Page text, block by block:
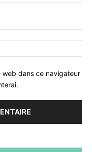
web dans ce navigateur